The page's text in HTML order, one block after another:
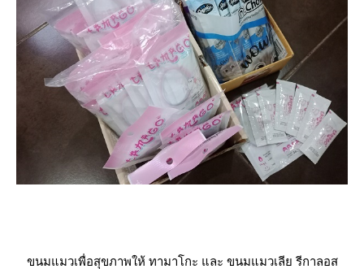
ขนมแมวเพื่อสุขภาพให้ ทามาโกะ และ ขนมแมวเลีย รีกาลอส